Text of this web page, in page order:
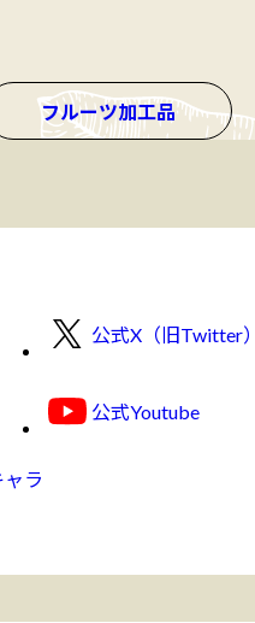
フルーツ加工品
ラ
公式X（旧Twitter）
公式Youtube